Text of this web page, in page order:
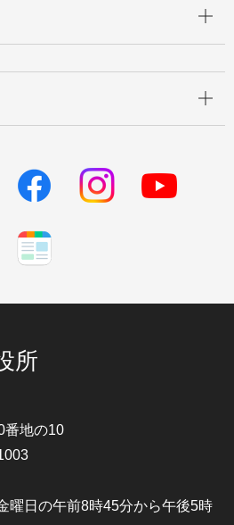
所
番地の10
曜日の午前8時45分から午後5時